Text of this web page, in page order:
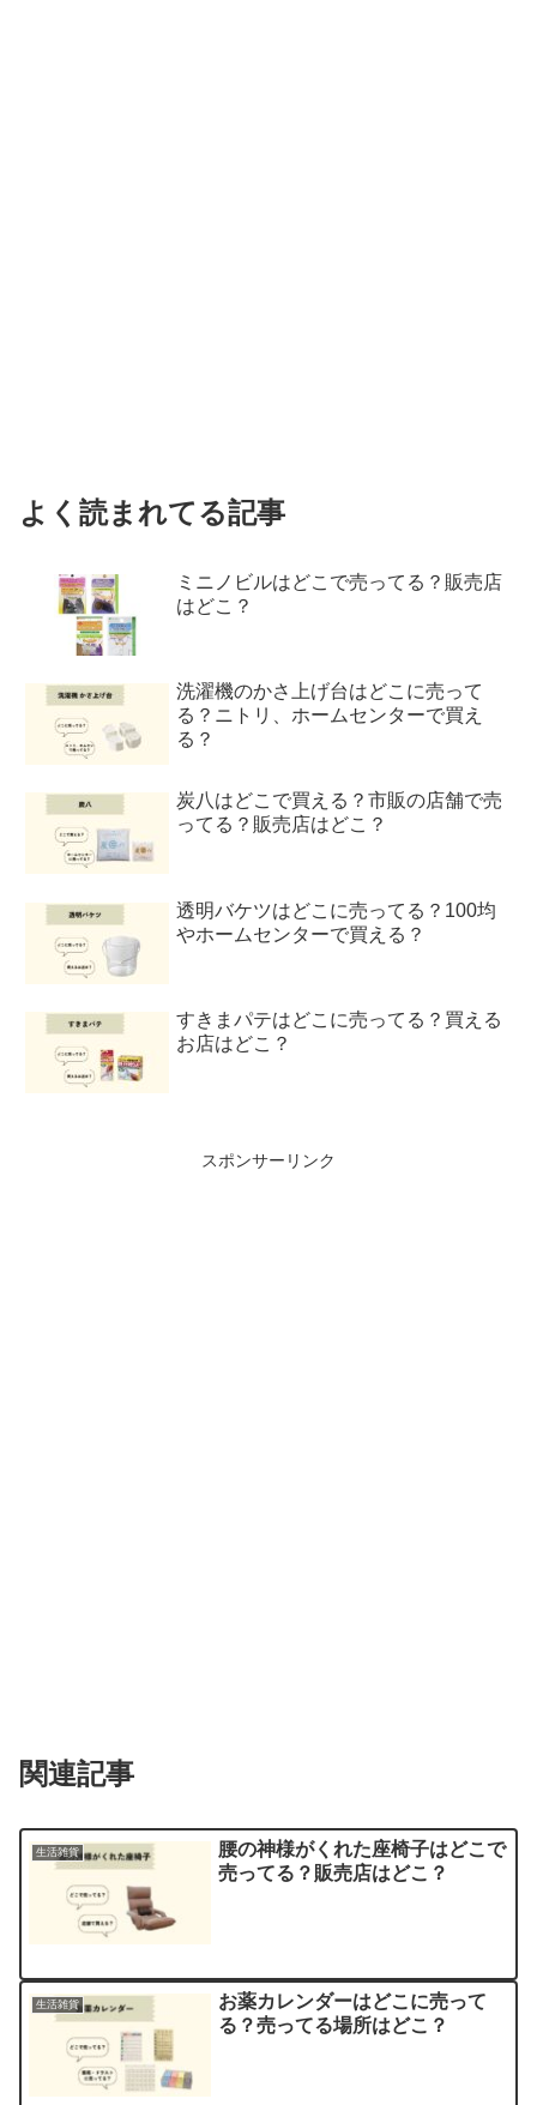
よく読まれてる記事
ミニノビルはどこで売ってる？販売店
はどこ？
洗濯機のかさ上げ台はどこに売って
る？ニトリ、ホームセンターで買え
る？
炭八はどこで買える？市販の店舗で売
ってる？販売店はどこ？
透明バケツはどこに売ってる？100均
やホームセンターで買える？
すきまパテはどこに売ってる？買える
お店はどこ？
スポンサーリンク
関連記事
生活雑貨
腰の神様がくれた座椅子はどこで
売ってる？販売店はどこ？
生活雑貨
お薬カレンダーはどこに売って
る？売ってる場所はどこ？